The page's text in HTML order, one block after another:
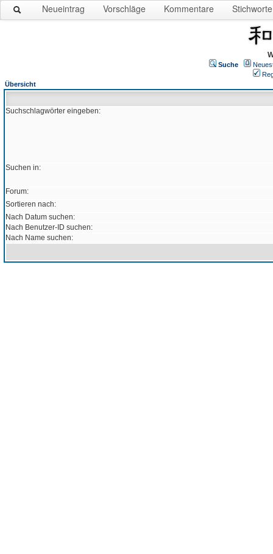
Neueintrag Vorschläge Kommentare Stichworte
Suche
Übersicht
Suchschlagwörter eingeben:
Suchen in:
Forum:
Sortieren nach:
Nach Datum suchen:
Nach Benutzer-ID suchen:
Nach Name suchen: